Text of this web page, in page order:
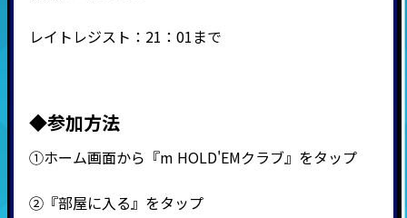
レイトレジスト：21：01まで
◆参加方法
①ホーム画面から『m HOLD'EMクラブ』をタップ
②『部屋に入る』をタップ